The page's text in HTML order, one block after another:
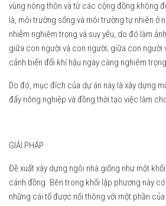
vùng nông thôn và từ các cộng đồng không
là, môi trường sống và môi trường tự nhiên ở
nhiễm nghiêm trọng và suy yếu, do đó làm
giữa con người và con người; giữa con người
cảnh biến đổi khí hậu ngày càng nghiêm
Do đó, mục đích của dự án này là xây dựng
đẩy nông nghiệp và đồng thời tạo việc làm
GIẢI PHÁP
Đề xuất xây dựng ngôi nhà giống như một
cánh đồng. Bên trong khối lập phương này
những cái tổ được nối thông với một phần